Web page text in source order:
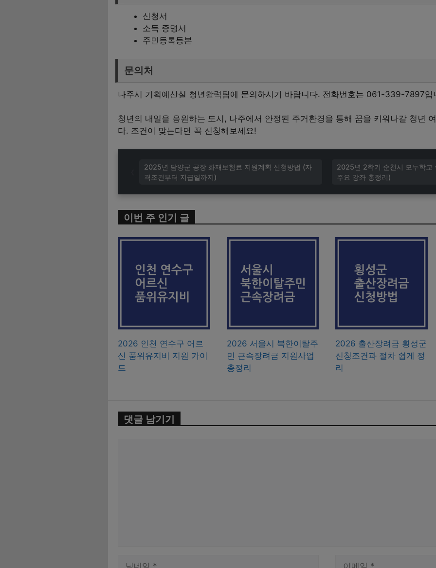
신청서
소득 증명서
주민등록등본
문의처
나주시 기획예산실 청년활력팀에 문의하시기 바랍니다. 전화번호는 061-339-7897입
청년의 내일을 응원하는 도시, 나주에서 안정된 주거환경을 통해 꿈을 키워나갈 청년
다. 조건이 맞는다면 꼭 신청해보세요!
2025년 2학기 순천시 모두학교
주요 강좌 총정리)
2025년 담양군 공장 화재보험료 지원계획 신청방법 (자
격조건부터 지급일까지)
이번 주 인기 글
2026 인천 연수구 어르
신 품위유지비 지원 가이
드
2026 서울시 북한이탈주
민 근속장려금 지원사업
총정리
2026 출산장려금 횡성군
신청조건과 절차 쉽게 정
리
댓글 남기기